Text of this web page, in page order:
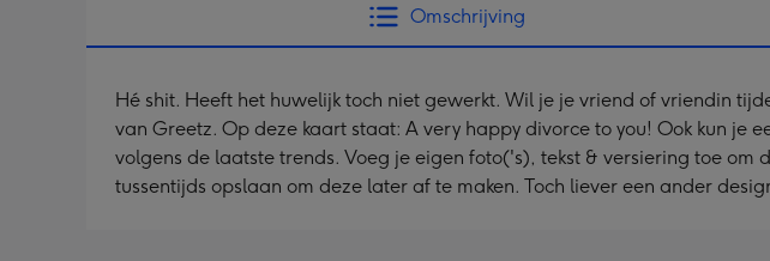
Omschrijving
Hé shit. Heeft het huwelijk toch niet gewerkt. Wil je je vriend of vriendin
van Greetz. Op deze kaart staat: A very happy divorce to you! Ook kun je
volgens de laatste trends. Voeg je eigen foto('s), tekst & versiering toe
tussentijds opslaan om deze later af te maken. Toch liever een ander